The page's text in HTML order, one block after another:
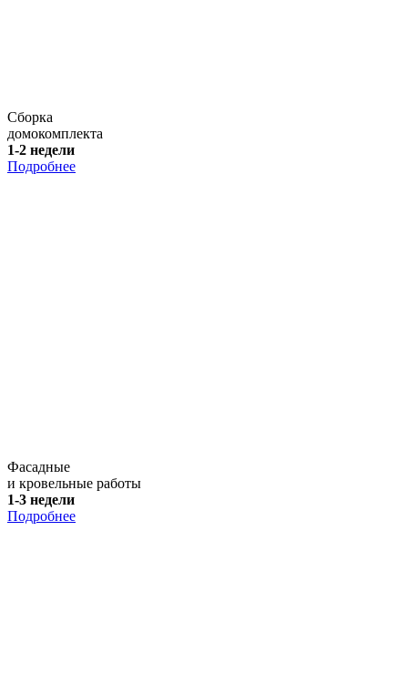
Сборка
домокомплекта
1-2 недели
Подробнее
Фасадные
и кровельные работы
1-3 недели
Подробнее